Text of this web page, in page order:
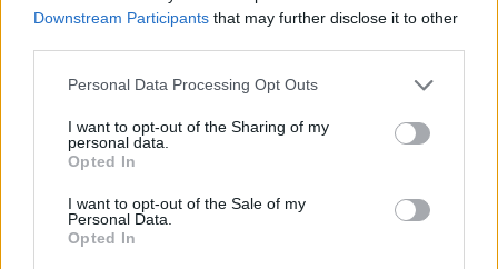
Downstream Participants that may further disclose it to other
Personal Data Processing Opt Outs
I want to opt-out of the Sharing of my
personal data.
Opted In
I want to opt-out of the Sale of my
Personal Data.
Opted In
3